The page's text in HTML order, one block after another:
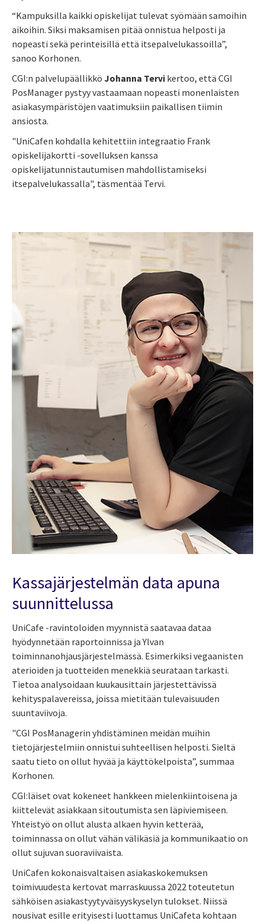
“Kampuksilla kaikki opiskelijat tulevat syömään samoihin
aikoihin. Siksi maksamisen pitää onnistua helposti ja
nopeasti sekä perinteisillä että itsepalvelukassoilla”,
sanoo Korhonen.
CGI:n palvelupäällikkö Johanna Tervi kertoo, että CGI
PosManager pystyy vastaamaan nopeasti monenlaisten
asiakasympäristöjen vaatimuksiin paikallisen tiimin
ansiosta.
"UniCafen kohdalla kehitettiin integraatio Frank
opiskelijakortti -sovelluksen kanssa
opiskelijatunnistautumisen mahdollistamiseksi
itsepalvelukassalla", täsmentää Tervi.
Kassajärjestelmän data apuna
suunnittelussa
UniCafe -ravintoloiden myynnistä saatavaa dataa
hyödynnetään raportoinnissa ja Ylvan
toiminnanohjausjärjestelmässä. Esimerkiksi vegaanisten
aterioiden ja tuotteiden menekkiä seurataan tarkasti.
Tietoa analysoidaan kuukausittain järjestettävissä
kehityspalavereissa, joissa mietitään tulevaisuuden
suuntaviivoja.
"CGI PosManagerin yhdistäminen meidän muihin
tietojärjestelmiin onnistui suhteellisen helposti. Sieltä
saatu tieto on ollut hyvää ja käyttökelpoista”, summaa
Korhonen.
CGI:läiset ovat kokeneet hankkeen mielenkiintoisena ja
kiittelevät asiakkaan sitoutumista sen läpiviemiseen.
Yhteistyö on ollut alusta alkaen hyvin ketterää,
toiminnassa on ollut vähän välikäsiä ja kommunikaatio on
ollut sujuvan suoraviivaista.
UniCafen kokonaisvaltaisen asiakaskokemuksen
toimivuudesta kertovat marraskuussa 2022 toteutetun
sähköisen asiakastyytyväisyyskyselyn tulokset. Niissä
nousivat esille erityisesti luottamus UniCafeta kohtaan